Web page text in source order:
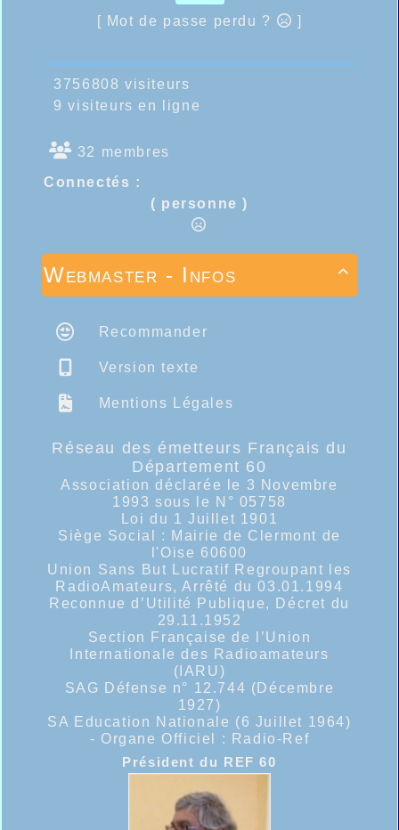
[ Mot de passe perdu ?
3756808 visiteurs
9 visiteurs en ligne
32 membres
Connectés :
( personne )

Webmaster - Infos
Recommander
Version texte
Mentions Légales
Réseau des émetteurs Français du
Département 60
Association déclarée le 3 Novembre
1993 sous le N° 05758
Loi du 1 Juillet 1901
Siège Social : Mairie de Clermont de
l'Oise 60600
Union Sans But Lucratif Regroupant les
RadioAmateurs, Arrêté du 03.01.1994
Reconnue d’Utilité Publique, Décret du
29.11.1952
Section Française de l’Union
Internationale des Radioamateurs
(IARU)
SAG Défense n° 12.744 (Décembre
1927)
SA Education Nationale (6 Juillet 1964)
- Organe Officiel :
Radio-Ref
Président du REF 60